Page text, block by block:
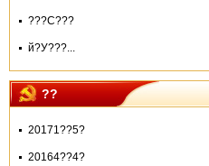
???С???
й?У???...
??
20171??5?
20164??4?